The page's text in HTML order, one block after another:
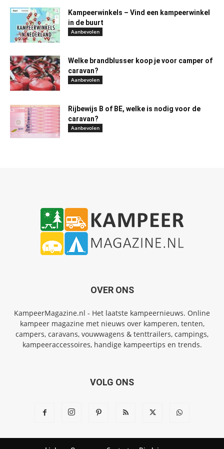
Kampeerwinkels – Vind een kampeerwinkel
in de buurt
Aanbevolen
Welke brandblusser koop je voor camper of
caravan?
Aanbevolen
Rijbewijs B of BE, welke is nodig voor de
caravan?
Aanbevolen
OVER ONS
KampeerMagazine.nl - Het laatste kampeernieuws. Online
kampeer magazine met nieuws over kamperen, tenten,
campers, caravans, vouwwagens & tenttrailers, campings,
kampeeraccessoires, handige kampeertips en trends.
VOLG ONS